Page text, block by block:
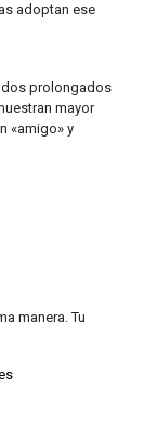
adoptan ese
prolongados
mayor
«amigo» y
manera. Tu